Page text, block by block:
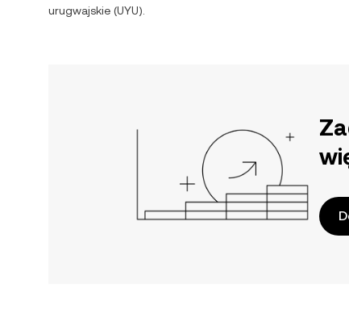
urugwajskie (UYU).